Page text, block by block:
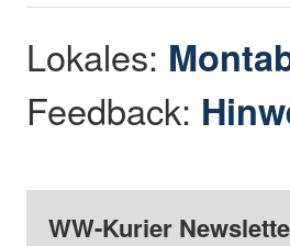
Lokales:
Feedback:
WW-Kurier